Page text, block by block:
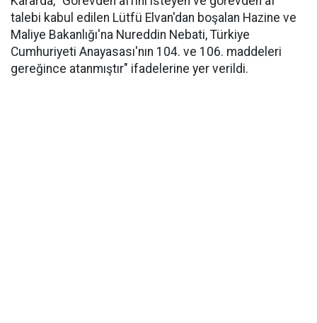
talebi kabul edilen Lütfü Elvan'dan boşalan Hazine ve
Maliye Bakanlığı'na Nureddin Nebati, Türkiye
Cumhuriyeti Anayasası'nın 104. ve 106. maddeleri
gereğince atanmıştır" ifadelerine yer verildi.